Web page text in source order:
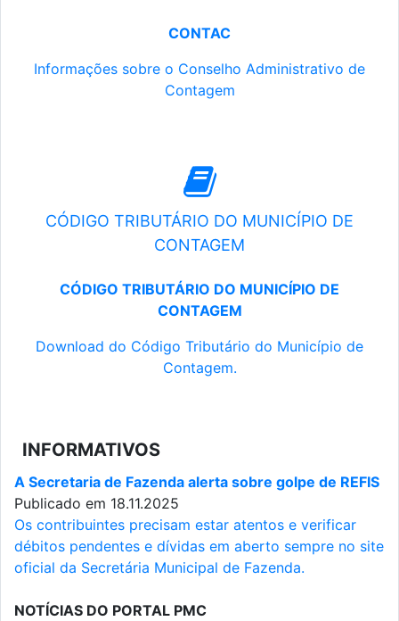
CONTAC
Informações sobre o Conselho Administrativo de
Contagem
CÓDIGO TRIBUTÁRIO DO MUNICÍPIO DE
CONTAGEM
CÓDIGO TRIBUTÁRIO DO MUNICÍPIO DE
CONTAGEM
Download do Código Tributário do Município de
Contagem.
INFORMATIVOS
A Secretaria de Fazenda alerta sobre golpe de REFIS
Publicado em 18.11.2025
Os contribuintes precisam estar atentos e verificar
débitos pendentes e dívidas em aberto sempre no site
oficial da Secretária Municipal de Fazenda.
NOTÍCIAS DO PORTAL PMC